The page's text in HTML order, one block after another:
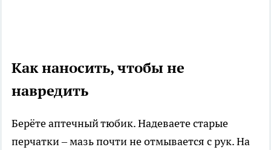
Как наносить, чтобы не
навредить
Берёте аптечный тюбик. Надеваете старые
перчатки – мазь почти не отмывается с рук. На